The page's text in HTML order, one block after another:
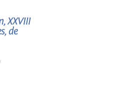
XXVIII
de